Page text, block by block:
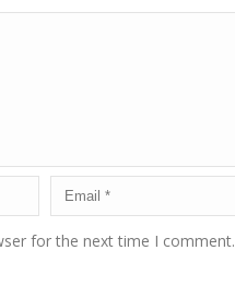
for the next time I comment.